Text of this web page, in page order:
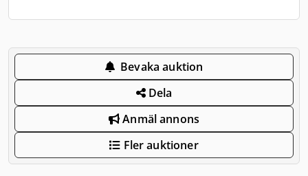
Bevaka auktion
Dela
Anmäl annons
Fler auktioner